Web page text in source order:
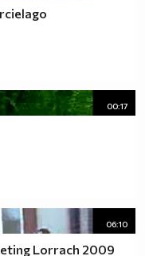
00:17
06:10
Lorrach 2009